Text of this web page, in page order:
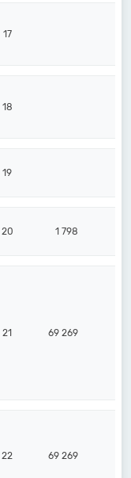
17
18
19
20 1 798
21 69 269
22 69 269